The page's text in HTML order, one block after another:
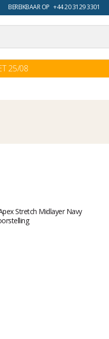
BEREIKBAAR OP +44 20 3129 3301
25/08